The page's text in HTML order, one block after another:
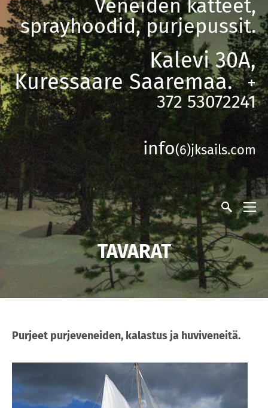
Veneiden katteet,
sprayhoodid, purjepussit.
Kalevi 30A,
KuressaareSaaremaa.+
372 53072241
info(6)jksails.com
TAVARAT
Purjeet purjeveneiden, kalastus ja huviveneitä.